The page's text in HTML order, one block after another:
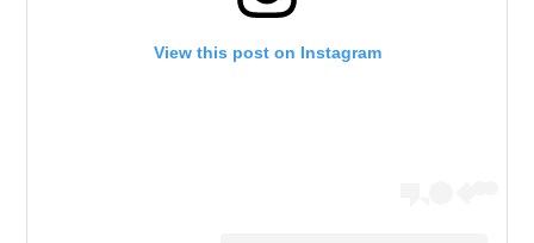
View this post on Instagram